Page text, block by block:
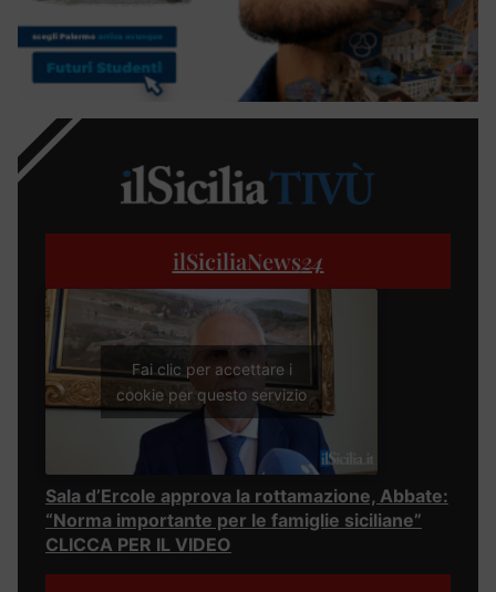
ilSiciliaNews24
Fai clic per accettare i
cookie per questo servizio
Sala d’Ercole approva la rottamazione, Abbate:
“Norma importante per le famiglie siciliane”
CLICCA PER IL VIDEO